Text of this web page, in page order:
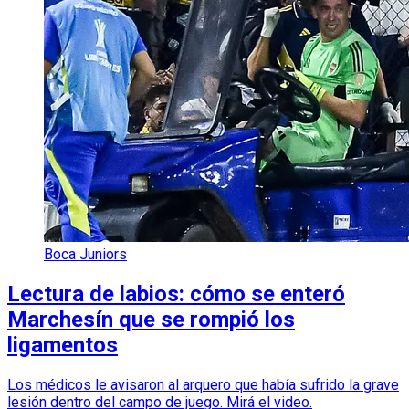
Boca Juniors
Lectura de labios: cómo se enteró
Marchesín que se rompió los
ligamentos
Los médicos le avisaron al arquero que había sufrido la grave
lesión dentro del campo de juego. Mirá el video.